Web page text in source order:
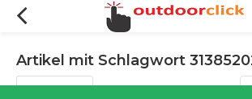
Artikel mit Schlagwort
Filter Sortieren nach: